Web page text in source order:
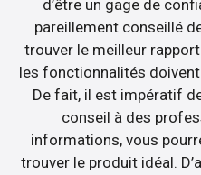
d’être un gage de
pareillement conseillé
trouver le meilleur
les fonctionnalités
De fait, il est impératif
conseil à des
informations, vous
trouver le produit idéal.